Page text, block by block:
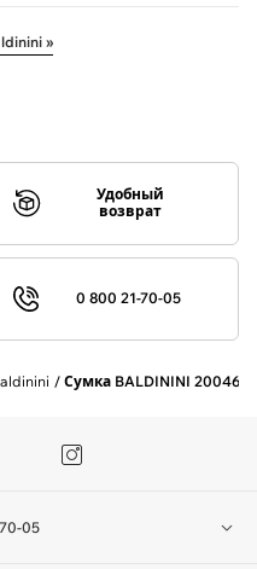
»
Удобный
возврат
0 800 21-70-05
Сумка BALDININI 200461
05